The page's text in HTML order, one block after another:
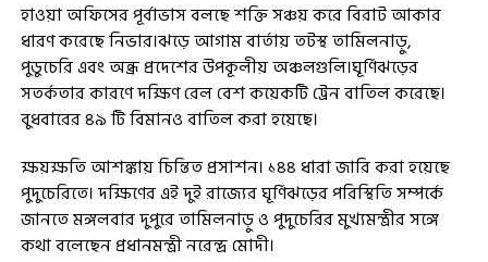
হাওয়া অফিসের পূর্বাভাস বলছে শক্তি সঞ্চয় করে বিরাট আকার
ধারণ করেছে নিভার।ঝড়ে আগাম বার্তায় তটস্থ তামিলনাড়ু,
পুডুচেরি এবং অন্ধ্র প্রদেশের উপকূলীয় অঞ্চলগুলি।ঘূর্ণিঝড়ের
সতর্কতার কারণে দক্ষিণ রেল বেশ কয়েকটি ট্রেন বাতিল করেছে।
বুধবারের ৪৯ টি বিমানও বাতিল করা হয়েছে।
ক্ষয়ক্ষতি আশঙ্কায় চিন্তিত প্রসাশন। ১৪৪ ধারা জারি করা হয়েছে
পুদুচেরিতে। দক্ষিণের এই দুই রাজ্যের ঘূর্ণিঝড়ের পরিস্থিতি সম্পর্কে
জানতে মঙ্গলবার দুপুরে তামিলনাড়ু ও পুদুচেরির মুখ্যমন্ত্রীর সঙ্গে
কথা বলেছেন প্রধানমন্ত্রী নরেন্দ্র মোদী।